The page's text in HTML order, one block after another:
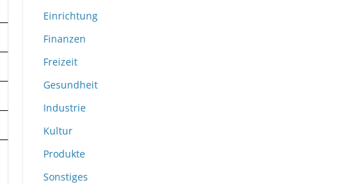
Einrichtung
Finanzen
Freizeit
Gesundheit
Industrie
Kultur
Produkte
Sonstiges